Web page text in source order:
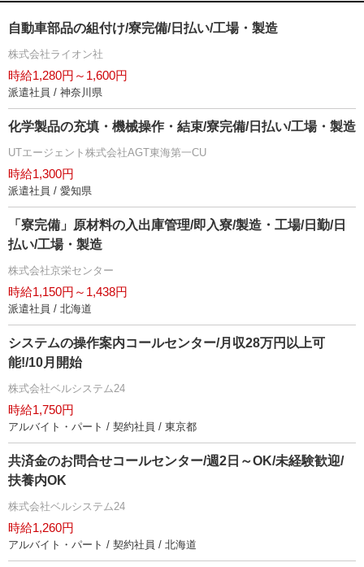
自動車部品の組付け/寮完備/日払い/工場・製造
株式会社ライオン社
時給1,280円～1,600円
派遣社員 / 神奈川県
化学製品の充填・機械操作・結束/寮完備/日払い/工場・製造
UTエージェント株式会社AGT東海第一CU
時給1,300円
派遣社員 / 愛知県
「寮完備」原材料の入出庫管理/即入寮/製造・工場/日勤/日
払い/工場・製造
株式会社京栄センター
時給1,150円～1,438円
派遣社員 / 北海道
システムの操作案内コールセンター/月収28万円以上可
能!/10月開始
株式会社ベルシステム24
時給1,750円
アルバイト・パート / 契約社員 / 東京都
共済金のお問合せコールセンター/週2日～OK/未経験歓迎/
扶養内OK
株式会社ベルシステム24
時給1,260円
アルバイト・パート / 契約社員 / 北海道